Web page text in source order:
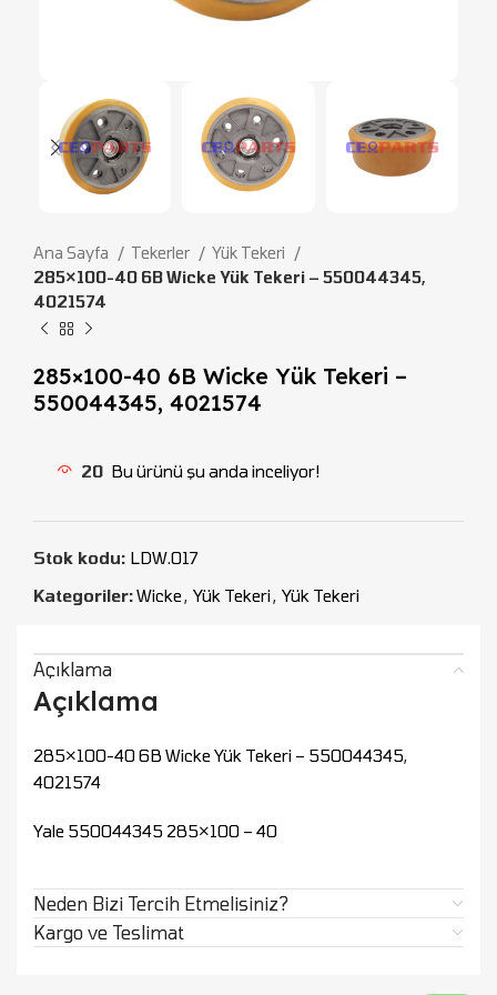
Ana Sayfa Tekerler
Yük Tekeri
285×100-40 6B Wicke Yük Tekeri – 550044345,
4021574
285×100-40 6B Wicke Yük Tekeri –
550044345, 4021574
20 Bu ürünü şu anda inceliyor!
Stok kodu: LDW.017
Kategoriler:Wicke, Yük Tekeri, Yük Tekeri
Açıklama
Açıklama
285×100-40 6B Wicke Yük Tekeri – 550044345,
4021574
Yale 550044345 285×100 – 40
Neden Bizi Tercih Etmelisiniz?
Kargo ve Teslimat